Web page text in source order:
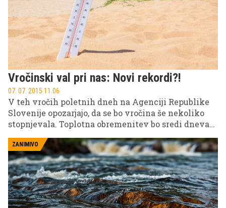
Vročinski val pri nas: Novi rekordi?!
07. 07. 2015 11.06
V teh vročih poletnih dneh na Agenciji Republike
Slovenije opozarjajo, da se bo vročina še nekoliko
stopnjevala. Toplotna obremenitev bo sredi dneva
in popoldne najvišja v Ljubljanski kotlini in na
Goriškem, od ponedeljka dalje tudi drugod.
Temperature se bodo popoldne vrtele okoli 37
stopinj Celzija, dnevna temperaturna povprečja
bodo presegla 26 stopinj Celzija. Hkrati s
segrevanjem ozračja se segreva tudi morje. Se obeta
nov rekord?
ZANIMIVO